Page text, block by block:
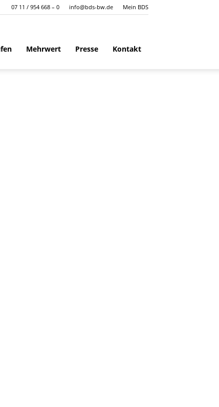
07 11 / 954 668 – 0 info@bds-bw.de Mein BDS
Mehrwert Presse Kontakt